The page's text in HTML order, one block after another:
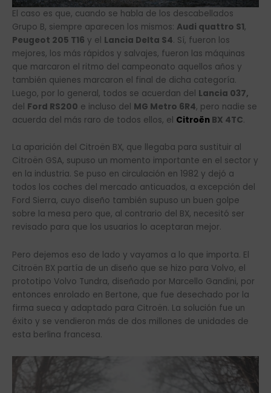
El caso es que, cuando se habla de los descabellados
Grupo B, siempre aparecen los mismos: Audi quattro S1,
Peugeot 205 T16 y el Lancia Delta S4. Sí, fueron los
mejores, los más rápidos y salvajes, fueron las máquinas
que marcaron el ritmo del campeonato aquellos años y
también quienes marcaron el final de dicha categoría.
Luego, por lo general, todos se acuerdan del Lancia 037,
del Ford RS200 e incluso del MG Metro 6R4, pero nadie se
acuerda del más raro de todos ellos, el Citroën BX 4TC.
La aparición del Citroën BX, que llegaba para sustituir al
Citroën GSA, supuso un momento importante en el sector y
en la industria. Se puso en circulación en 1982 y dejó a
todos los coches del mercado anticuados, a excepción del
Ford Sierra, cuyo diseño también supuso un buen golpe
sobre la mesa pero que, al contrario del BX, necesitó ser
revisado para que los usuarios lo aceptaran mejor.
Pero dejemos eso de lado y vayamos a lo que importa. El
Citroën BX partía de un diseño que se hizo para Volvo, el
prototipo Volvo Tundra, diseñado por Marcello Gandini, por
entonces enrolado en Bertone, que fue desechado por la
firma sueca y adaptado para Citroën. La solución fue un
éxito y se vendieron más de dos millones de unidades de
esta berlina francesa.